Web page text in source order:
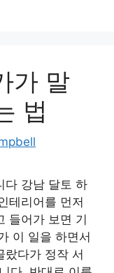
가 말
법
다 강남 달토 하
테리어를 먼저
들어가 보면 기
이 일을 하면서
랐다가 정작 서